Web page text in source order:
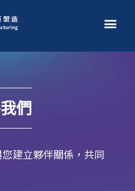
們
建立夥伴關係，共同